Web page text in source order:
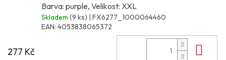
Barva: purple, Velikost: XXL
Skladem (9 ks) | FX6277_1000064460
EAN: 4053838065372
277 Kč